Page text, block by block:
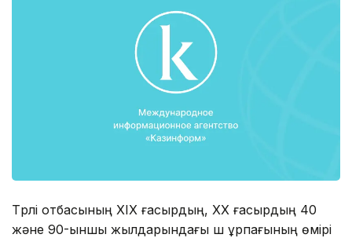
Түрлі отбасының ХІХ ғасырдың, ХХ ғасырдың 40
және 90-ыншы жылдарындағы үш ұрпағының өмірі